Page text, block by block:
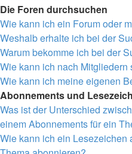
Die Foren durchsuchen
Wie kann ich ein Forum oder
Weshalb erhalte ich bei der
Warum bekomme ich bei der
Wie kann ich nach Mitgliedern
Wie kann ich meine eigenen
Abonnements und
Was ist der Unterschied
einem Abonnements für ein
Wie kann ich ein Lesezeichen